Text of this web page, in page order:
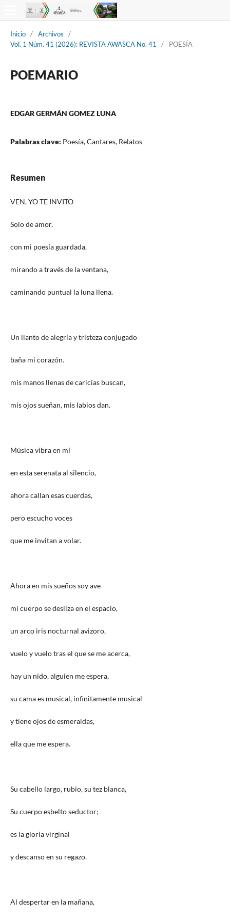
Inicio / Archivos
/
Vol. 1 Núm. 41 (2026): REVISTA AWASCA No. 41
/ POESÍA
POEMARIO
EDGAR GERMÁN GOMEZ LUNA
Palabras clave: Poesía, Cantares, Relatos
Resumen
VEN, YO TE INVITO
Solo de amor,
con mi poesía guardada,
mirando a través de la ventana,
caminando puntual la luna llena.
Un llanto de alegría y tristeza conjugado
baña mi corazón.
mis manos llenas de caricias buscan,
mis ojos sueñan, mis labios dan.
Música vibra en mí
en esta serenata al silencio,
ahora callan esas cuerdas,
pero escucho voces
que me invitan a volar.
Ahora en mis sueños soy ave
mi cuerpo se desliza en el espacio,
un arco iris nocturnal avizoro,
vuelo y vuelo tras el que se me acerca,
hay un nido, alguien me espera,
su cama es musical, infinitamente musical
y tiene ojos de esmeraldas,
ella que me espera.
Su cabello largo, rubio, su tez blanca,
Su cuerpo esbelto seductor;
es la gloria virginal
y descanso en su regazo.
Al despertar en la mañana,